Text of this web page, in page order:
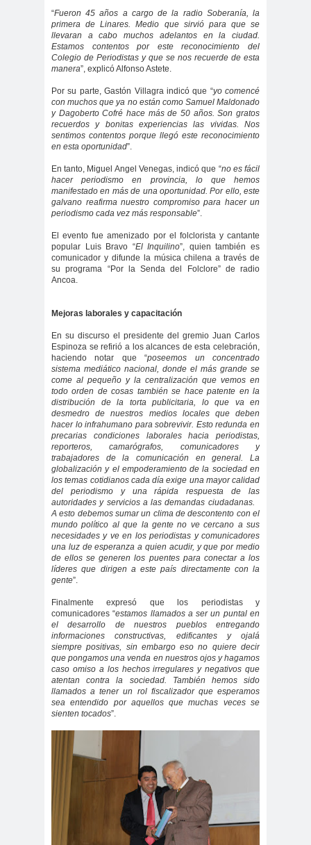
gida
mayo
11 de
septiembre
18 de
octubre
1DEMAY
8demarz
aborto
Abraham
Santibañez
Abrazo
s
abuso
s
abusos
laborales
Academia de Humanismo
Cristiano
activismo
actos de
Acuerdo por la
paz
Acuerdo por la Paz y
Acuerdo por la Paz y Nueva
Constitución
ADN
adultos
mayores
Afganistá
n
AFUCA
P
agresió
agresión
periodistas
agresion
es
agresiones a la
prensa
Alberto Gato
Gamboa
Alcaldía Ciudadana de
Valparaíso
Alejandra
Riveros
Alejandro
Navarro
Alejandro
Torres
Alto Comisionado de ONU
para los DDHH
Álvaro
Elizalde
Alvaro
Ortiz
amenaz
as
Aminátegui
31
Amnistía
Internacional
Oppenheimer
Tarapacá
ANID
aniversar
Aniversario
63
Aniversario
ANNEF
Antofagas
ta
“Fueron 45 años a cargo de la radio Soberanía, la
primera de Linares. Medio que sirvió para que se
llevaran a cabo muchos adelantos en la ciudad.
Estamos contentos por este reconocimiento del
Colegio de Periodistas y que se nos recuerde de esta
manera”, explicó Alfonso Astete.
Por su parte, Gastón Villagra indicó que “yo comencé
con muchos que ya no están como Samuel Maldonado
y Dagoberto Cofré hace más de 50 años. Son gratos
recuerdos y bonitas experiencias las vividas. Nos
sentimos contentos porque llegó este reconocimiento
en esta oportunidad”.
En tanto, Miguel Angel Venegas, indicó que “no es fácil
hacer periodismo en provincia, lo que hemos
manifestado en más de una oportunidad. Por ello, este
galvano reafirma nuestro compromiso para hacer un
periodismo cada vez más responsable”.
El evento fue amenizado por el folclorista y cantante
popular Luis Bravo “El Inquilino”, quien también es
comunicador y difunde la música chilena a través de
su programa “Por la Senda del Folclore” de radio
Ancoa.
Mejoras laborales y capacitación
En su discurso el presidente del gremio Juan Carlos
Espinoza se refirió a los alcances de esta celebración,
haciendo notar que “poseemos un concentrado
sistema mediático nacional, donde el más grande se
come al pequeño y la centralización que vemos en
todo orden de cosas también se hace patente en la
distribución de la torta publicitaria, lo que va en
desmedro de nuestros medios locales que deben
hacer lo infrahumano para sobrevivir. Esto redunda en
precarias condiciones laborales hacia periodistas,
reporteros, camarógrafos, comunicadores y
trabajadores de la comunicación en general. La
globalización y el empoderamiento de la sociedad en
los temas cotidianos cada día exige una mayor calidad
del periodismo y una rápida respuesta de las
autoridades y servicios a las demandas ciudadanas.
A esto debemos sumar un clima de descontento con el
mundo político al que la gente no ve cercano a sus
necesidades y ve en los periodistas y comunicadores
una luz de esperanza a quien acudir, y que por medio
de ellos se generen los puentes para conectar a los
líderes que dirigen a este país directamente con la
gente”.
Finalmente expresó que los periodistas y
comunicadores “estamos llamados a ser un puntal en
el desarrollo de nuestros pueblos entregando
informaciones constructivas, edificantes y ojalá
siempre positivas, sin embargo eso no quiere decir
que pongamos una venda en nuestros ojos y hagamos
caso omiso a los hechos irregulares y negativos que
atentan contra la sociedad. También hemos sido
llamados a tener un rol fiscalizador que esperamos
sea entendido por aquellos que muchas veces se
sienten tocados”.